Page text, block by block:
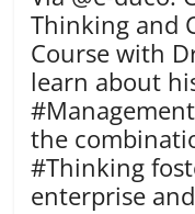
Thinking and
Course with
learn about
the
#Thinking
enterprise